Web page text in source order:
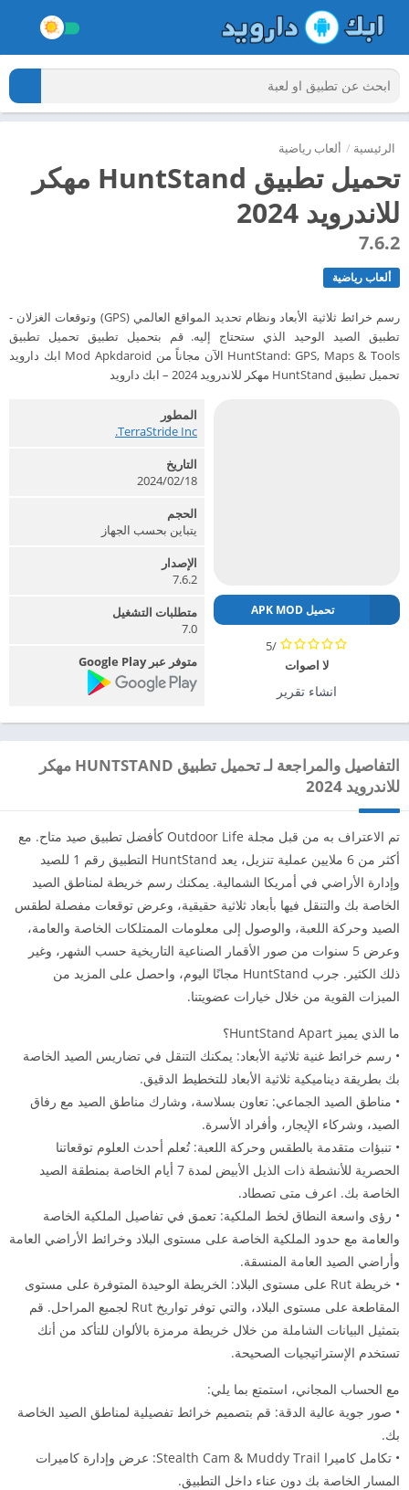
الرئيسية / ألعاب رياضية
تحميل تطبيق HuntStand مهكر
للاندرويد 2024
7.6.2
ألعاب رياضية
رسم خرائط ثلاثية الأبعاد ونظام تحديد المواقع العالمي (GPS) وتوقعات الغزلان -
تطبيق الصيد الوحيد الذي ستحتاج إليه. قم بتحميل تطبيق تحميل تطبيق
HuntStand: GPS, Maps & Tools الآن مجاناً من Mod Apkdaroid ابك دارويد
تحميل تطبيق HuntStand مهكر للاندرويد 2024 – ابك دارويد
تحميل APK MOD
/5
لا اصوات
انشاء تقرير
المطور
TerraStride Inc.‏
التاريخ
2024/02/18
الحجم
يتباين بحسب الجهاز
الإصدار
7.6.2
متطلبات التشغيل
7.0
متوفر عبر Google Play
التفاصيل والمراجعة لـ تحميل تطبيق HUNTSTAND مهكر
للاندرويد 2024
تم الاعتراف به من قبل مجلة Outdoor Life كأفضل تطبيق صيد متاح. مع
أكثر من 6 ملايين عملية تنزيل، يعد HuntStand التطبيق رقم 1 للصيد
وإدارة الأراضي في أمريكا الشمالية. يمكنك رسم خريطة لمناطق الصيد
الخاصة بك والتنقل فيها بأبعاد ثلاثية حقيقية، وعرض توقعات مفصلة لطقس
الصيد وحركة اللعبة، والوصول إلى معلومات الممتلكات الخاصة والعامة،
وعرض 5 سنوات من صور الأقمار الصناعية التاريخية حسب الشهر، وغير
ذلك الكثير. جرب HuntStand مجانًا اليوم، واحصل على المزيد من
الميزات القوية من خلال خيارات عضويتنا.
ما الذي يميز HuntStand Apart؟
• رسم خرائط غنية ثلاثية الأبعاد: يمكنك التنقل في تضاريس الصيد الخاصة
بك بطريقة ديناميكية ثلاثية الأبعاد للتخطيط الدقيق.
• مناطق الصيد الجماعي: تعاون بسلاسة، وشارك مناطق الصيد مع رفاق
الصيد، وشركاء الإيجار، وأفراد الأسرة.
• تنبؤات متقدمة بالطقس وحركة اللعبة: تُعلم أحدث العلوم توقعاتنا
الحصرية للأنشطة ذات الذيل الأبيض لمدة 7 أيام الخاصة بمنطقة الصيد
الخاصة بك. اعرف متى تصطاد.
• رؤى واسعة النطاق لخط الملكية: تعمق في تفاصيل الملكية الخاصة
والعامة مع حدود الملكية الخاصة على مستوى البلاد وخرائط الأراضي العامة
وأراضي الصيد العامة المنسقة.
• خريطة Rut على مستوى البلاد: الخريطة الوحيدة المتوفرة على مستوى
المقاطعة على مستوى البلاد، والتي توفر تواريخ Rut لجميع المراحل. قم
بتمثيل البيانات الشاملة من خلال خريطة مرمزة بالألوان للتأكد من أنك
تستخدم الإستراتيجيات الصحيحة.
مع الحساب المجاني، استمتع بما يلي:
• صور جوية عالية الدقة: قم بتصميم خرائط تفصيلية لمناطق الصيد الخاصة
بك.
• تكامل كاميرا Stealth Cam & Muddy Trail: عرض وإدارة كاميرات
المسار الخاصة بك دون عناء داخل التطبيق.